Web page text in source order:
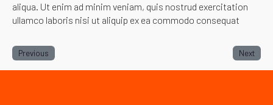
aliqua. Ut enim ad minim veniam, quis nostrud exercitation
ullamco laboris nisi ut aliquip ex ea commodo consequat
Previous Next